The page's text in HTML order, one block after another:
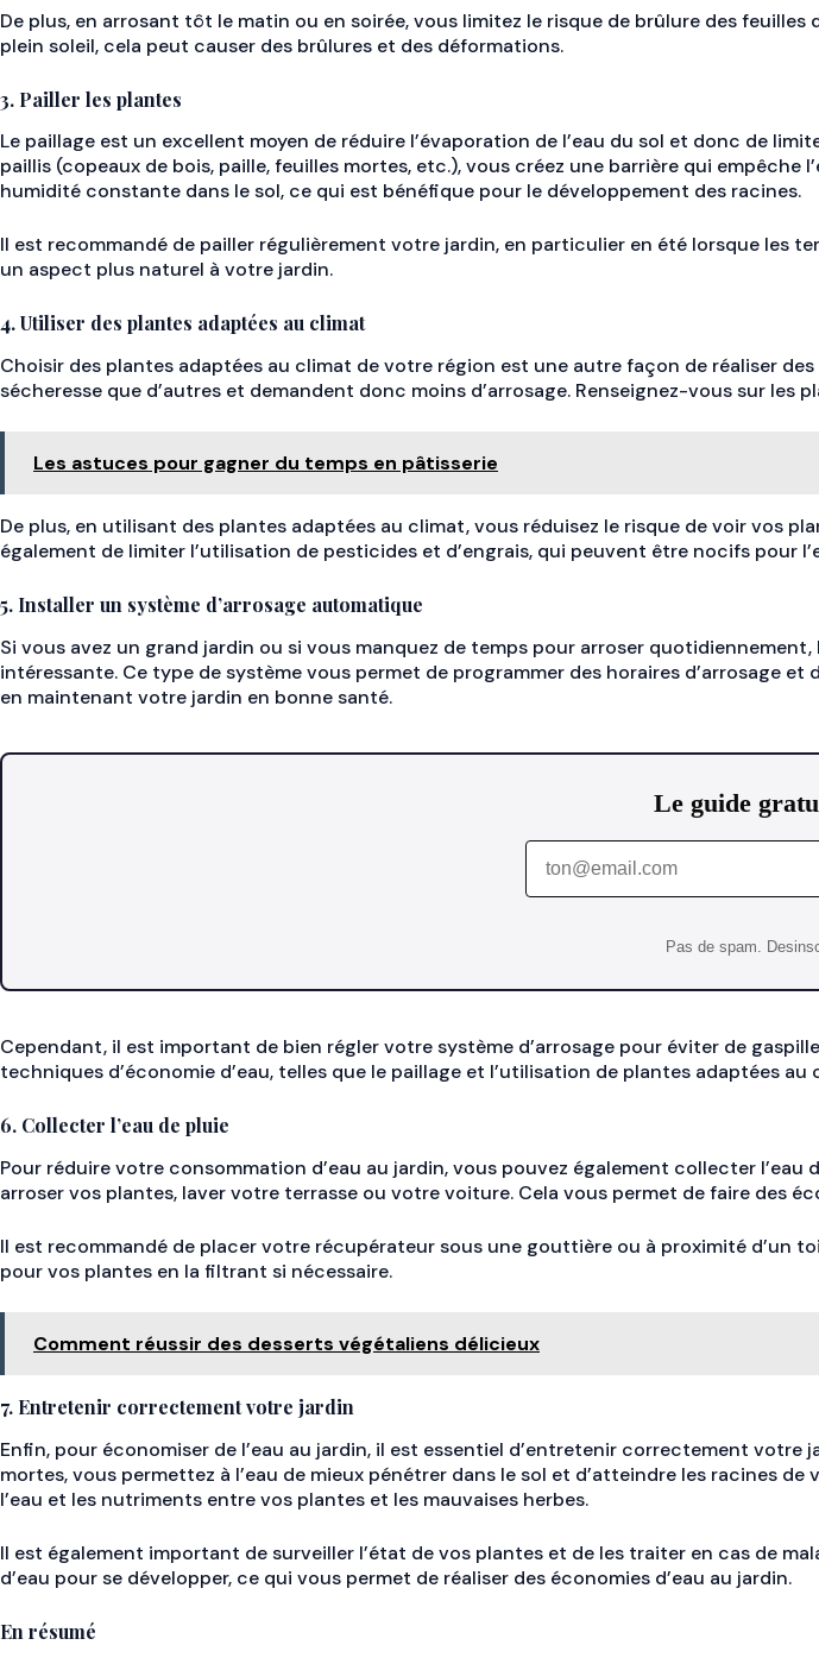
De plus, en arrosant tôt le matin ou en soirée, vous limitez le risque de brûlure des
plein soleil, cela peut causer des brûlures et des déformations.
3. Pailler les plantes
Le paillage est un excellent moyen de réduire l’évaporation de l’eau du sol et donc de
paillis (copeaux de bois, paille, feuilles mortes, etc.), vous créez une barrière qui empêche
humidité constante dans le sol, ce qui est bénéfique pour le développement des racines.
Il est recommandé de pailler régulièrement votre jardin, en particulier en été lorsque les
un aspect plus naturel à votre jardin.
4. Utiliser des plantes adaptées au climat
Choisir des plantes adaptées au climat de votre région est une autre façon de réaliser
sécheresse que d’autres et demandent donc moins d’arrosage. Renseignez-vous sur
Les astuces pour gagner du temps en pâtisserie
De plus, en utilisant des plantes adaptées au climat, vous réduisez le risque de voir vos
également de limiter l’utilisation de pesticides et d’engrais, qui peuvent être nocifs pour
5. Installer un système d’arrosage automatique
Si vous avez un grand jardin ou si vous manquez de temps pour arroser
intéressante. Ce type de système vous permet de programmer des horaires d’arrosage
en maintenant votre jardin en bonne santé.
Le guide
Pas de spam.
Cependant, il est important de bien régler votre système d’arrosage pour éviter de
techniques d’économie d’eau, telles que le paillage et l’utilisation de plantes adaptées au
6. Collecter l’eau de pluie
Pour réduire votre consommation d’eau au jardin, vous pouvez également collecter
arroser vos plantes, laver votre terrasse ou votre voiture. Cela vous permet de faire des
Il est recommandé de placer votre récupérateur sous une gouttière ou à proximité d’un
pour vos plantes en la filtrant si nécessaire.
Comment réussir des desserts végétaliens délicieux
7. Entretenir correctement votre jardin
Enfin, pour économiser de l’eau au jardin, il est essentiel d’entretenir correctement
mortes, vous permettez à l’eau de mieux pénétrer dans le sol et d’atteindre les racines
l’eau et les nutriments entre vos plantes et les mauvaises herbes.
Il est également important de surveiller l’état de vos plantes et de les traiter en cas de
d’eau pour se développer, ce qui vous permet de réaliser des économies d’eau au jardin.
En résumé